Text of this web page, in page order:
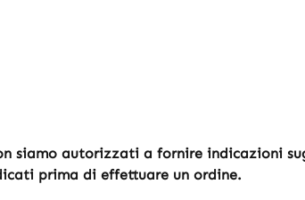
siamo autorizzati a fornire indicazioni
prima di effettuare un ordine.